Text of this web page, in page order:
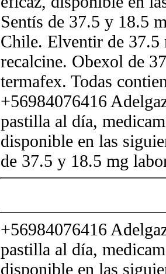
Sentís de 37.5 y 18.5
Chile. Elventir de 37.5
recalcine. Obexol de
termafex. Todas
+56984076416
pastilla al día,
disponible en las
de 37.5 y 18.5 mg
+56984076416
pastilla al día,
disponible en las